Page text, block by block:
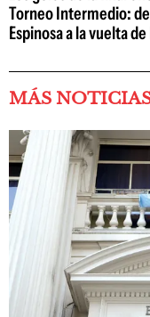
Torneo Intermedio:
Espinosa a la vuelta
MÁS